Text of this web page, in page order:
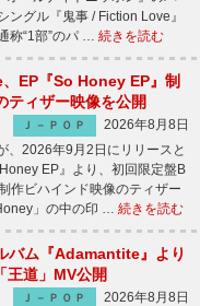
グル『鬼事 / Fiction Love』
称“1部”のパ … 続きを読む
EP『So Honey EP』制
ティザー映像を公開
Ｊ－ＰＯＰ
2026年8月8日
2026年9月2日にリリースと
EP』より、初回限定盤B
作ビハインド映像のティザー
」の中の印 … 続きを読む
バム『Adamantite』より
王道」MV公開
Ｊ－ＰＯＰ
2026年8月8日